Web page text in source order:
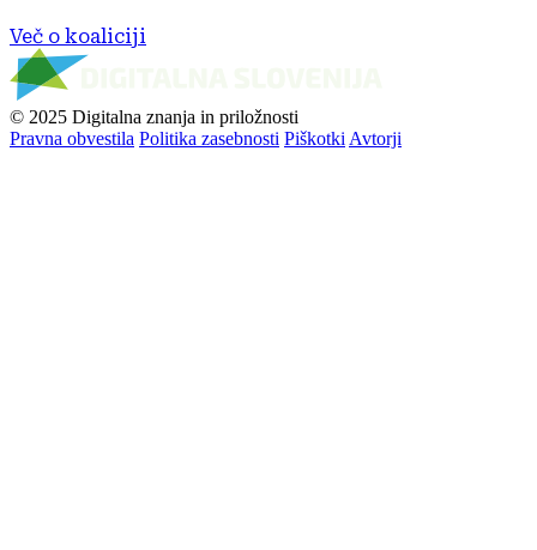
Več o koaliciji
© 2025 Digitalna znanja in priložnosti
Pravna obvestila Politika zasebnosti Piškotki Avtorji